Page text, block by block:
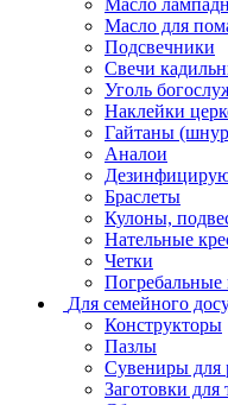
Масло для
Подсвечники
Свечи
Уголь
Наклейки
Гайтаны
Аналои
Браслеты
Кулоны,
Нательные
Четки
Погребальные
Для семейного
Конструкторы
Пазлы
Сувениры для
Заготовки для